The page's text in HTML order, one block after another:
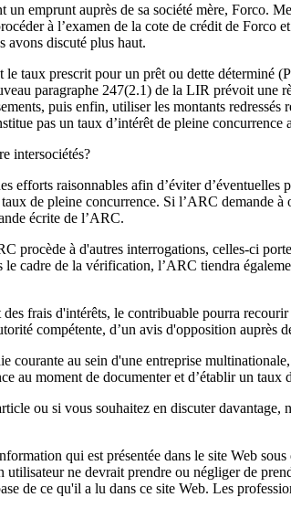
emprunt auprès de sa société mère, Forco.
à l’examen de la cote de crédit de
avons discuté plus haut.
taux prescrit pour un prêt ou dette
paragraphe 247(2.1) de la LIR prévoit une
puis enfin, utiliser les montants
pas un taux d’intérêt de pleine
intersociétés?
efforts raisonnables afin d’éviter
de pleine concurrence. Si l’ARC
écrite de l’ARC.
procède à d'autres interrogations, celles‑ci
cadre de la vérification, l’ARC tiendra
frais d'intérêts, le contribuable pourra
compétente, d’un avis d'opposition
courante au sein d'une entreprise
au moment de documenter et d’établir un taux
ou si vous souhaitez en discuter
qui est présentée dans le site Web
ne devrait prendre ou négliger de
de ce qu'il a lu dans ce site Web. Les